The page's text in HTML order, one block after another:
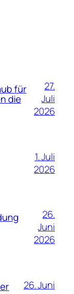
für
die
27.
Juli
2026
1. Juli
2026
26.
Juni
2026
26. Juni